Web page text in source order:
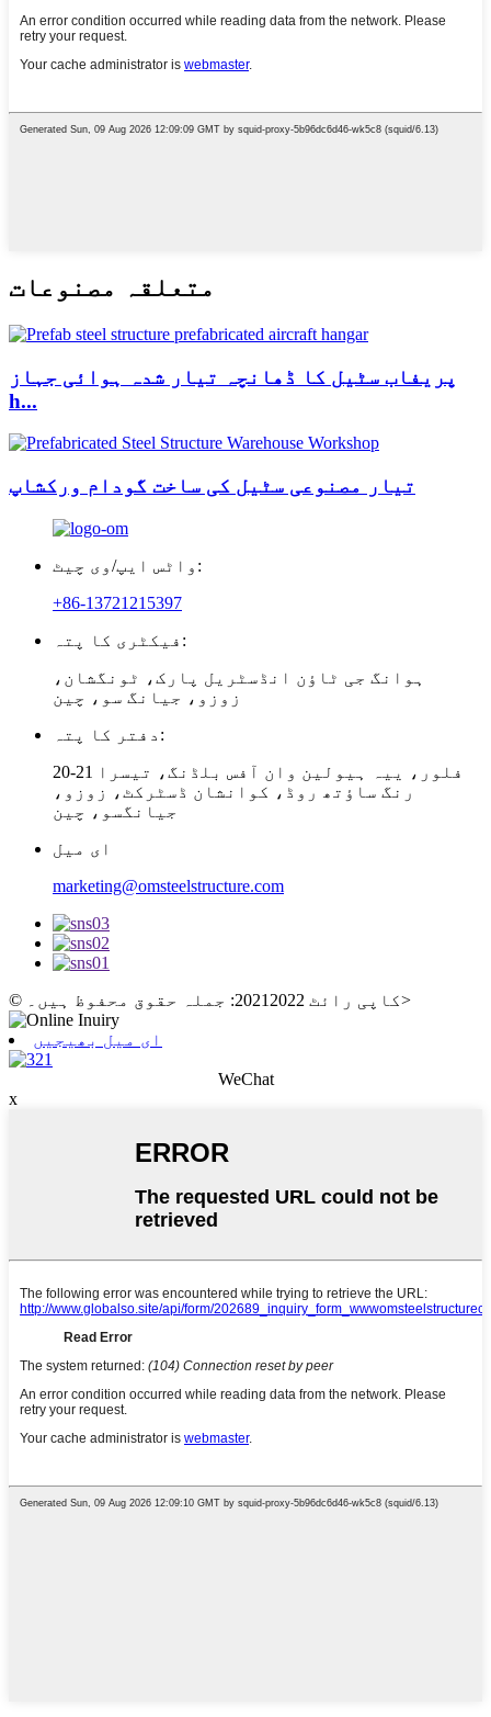
متعلقہ مصنوعات
پریفاب سٹیل کا ڈھانچہ تیار شدہ ہوائی جہاز
h...
تیار مصنوعی سٹیل کی ساخت گودام ورکشاپ
واٹس ایپ/وی چیٹ:
+86-13721215397
فیکٹری کا پتہ:
ہوانگ جی ٹاؤن انڈسٹریل پارک، ٹونگشان،
زوزو، جیانگ سو، چین
دفتر کا پتہ:
20-21 فلور، ییہ ہیولین وان آفس بلڈنگ، تیسرا
رنگ ساؤتھ روڈ، کوانشان ڈسٹرکٹ، زوزو،
جیانگسو، چین
ای میل
marketing@omsteelstructure.com
© کاپی رائٹ 20212022: جملہ حقوق محفوظ ہیں۔>
ای میل بھیجیں
WeChat
x